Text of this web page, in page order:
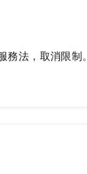
務法，取消限制。